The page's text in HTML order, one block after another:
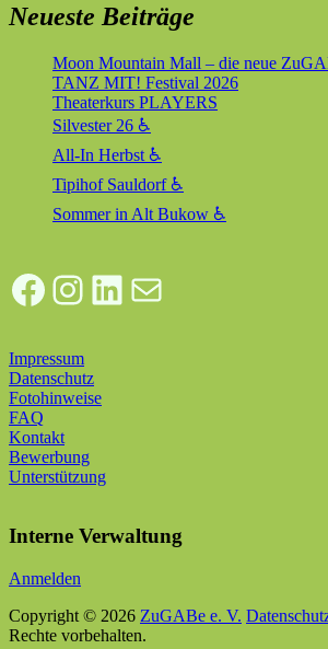
Neueste Beiträge
Moon Mountain Mall – die neue
TANZ MIT! Festival 2026
Theaterkurs PLAYERS
Silvester 26 ♿
All-In Herbst ♿
Tipihof Sauldorf ♿
Sommer in Alt Bukow ♿
Facebook
Instagram
LinkedIn
E-Mail
Impressum
Datenschutz
Fotohinweise
FAQ
Kontakt
Bewerbung
Unterstützung
Interne Verwaltung
Anmelden
Copyright © 2026 ZuGABe e. V.
Rechte vorbehalten.